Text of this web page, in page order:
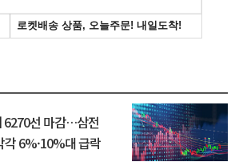
6270선 마감…삼전
각 6%·10%대 급락